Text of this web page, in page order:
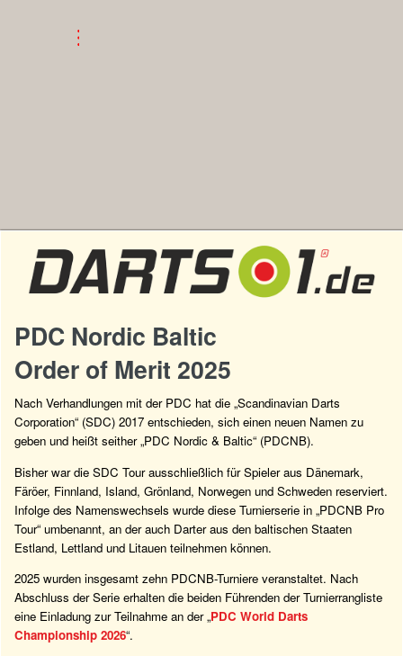
PDC Nordic Baltic
Order of Merit 2025
Nach Verhandlungen mit der PDC hat die „Scandinavian Darts
Corporation“ (SDC) 2017 entschieden, sich einen neuen Namen zu
geben und heißt seither „PDC Nordic & Baltic“ (PDCNB).
Bisher war die SDC Tour ausschließlich für Spieler aus Dänemark,
Färöer, Finnland, Island, Grönland, Norwegen und Schweden reserviert.
Infolge des Namenswechsels wurde diese Turnierserie in „PDCNB Pro
Tour“ umbenannt, an der auch Darter aus den baltischen Staaten
Estland, Lettland und Litauen teilnehmen können.
2025 wurden insgesamt zehn PDCNB-Turniere veranstaltet. Nach
Abschluss der Serie erhalten die beiden Führenden der Turnierrangliste
eine Einladung zur Teilnahme an der „PDC World Darts
Championship 2026“.